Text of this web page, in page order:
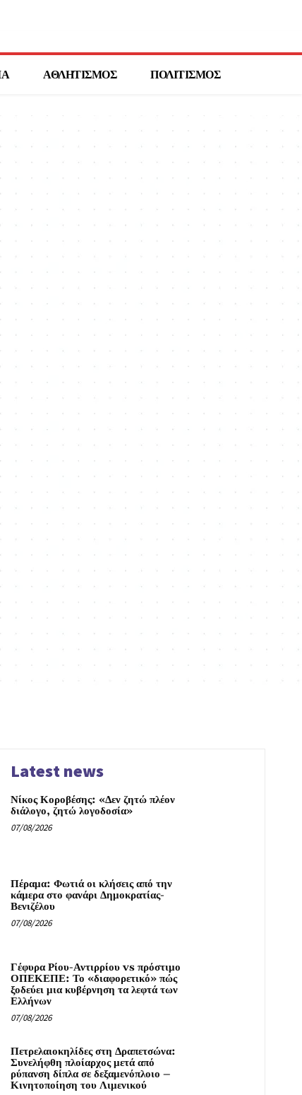
ΑΘΛΗΤΙΣΜΟΣ ΠΟΛΙΤΙΣΜΟΣ
Latest news
Νίκος Κοροβέσης: «Δεν ζητώ πλέον
διάλογο, ζητώ λογοδοσία»
07/08/2026
Πέραμα: Φωτιά οι κλήσεις από την
κάμερα στο φανάρι Δημοκρατίας-
Βενιζέλου
07/08/2026
Γέφυρα Ρίου-Αντιρρίου vs πρόστιμο
ΟΠΕΚΕΠΕ: Το «διαφορετικό» πώς
ξοδεύει μια κυβέρνηση τα λεφτά των
Ελλήνων
07/08/2026
Πετρελαιοκηλίδες στη Δραπετσώνα:
Συνελήφθη πλοίαρχος μετά από
ρύπανση δίπλα σε δεξαμενόπλοιο –
Κινητοποίηση του Λιμενικού